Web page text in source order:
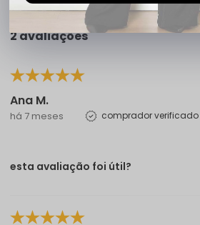
2 avaliações
Ana M.
há 7 meses comprador verificado
esta avaliação foi útil?